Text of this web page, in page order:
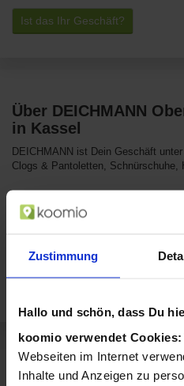
Zustimmung
Hallo und schön, dass Du
koomio verwendet Cookies:
Webseiten im Internet
Inhalte und Anzeigen zu
Ist das Ihr Geschäft?
Über DEICHMANN
in Kassel
DEICHMANN ist Dein Geschäft
Clogs & Pantoletten, Schnürschuhe,
DEICHMANN in Sozialen
DEICHMANN hat auch eine
kannst:
Sortiment von